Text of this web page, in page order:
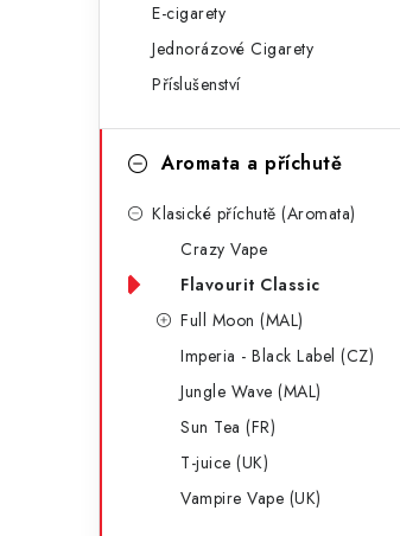
n
E-cigarety
Jednorázové Cigarety
Příslušenství
Aromata a příchutě
Klasické příchutě (Aromata)
Crazy Vape
Flavourit Classic
Full Moon (MAL)
Imperia - Black Label (CZ)
Jungle Wave (MAL)
Sun Tea (FR)
T-juice (UK)
Vampire Vape (UK)